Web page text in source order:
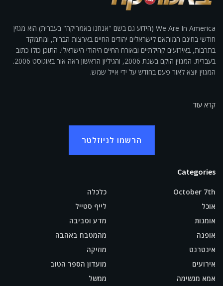
We Are In America (הידוע גם בשם "אנחנו באמריקה" בעברית) הוא מגזין
חודשי בחינם המותאם לישראלים יהודים החיים בארצות הברית, ומתמקד
בתרבות, באירועים קהילתיים ובאורח החיים היהודי הישראלי. התוכן כולו כתוב
בעברית. המגזין הוקם בשנת 2006, והגיליון הראשון ראה אור באוגוסט 2006.
המגזין יוצא לאור פעם בחודש על ידי אייל שמש.
קרא עוד
הרשמו לניוזלטר
Categories
October 7th
אוכל
אומנות
אופנה
אינטרנט
אירועים
אמא מגשימה
כלכלה
לייף סטייל
מדע וסביבה
מהמטבח באהבה
מוזיקה
מועדון הספר הטוב
ממשל